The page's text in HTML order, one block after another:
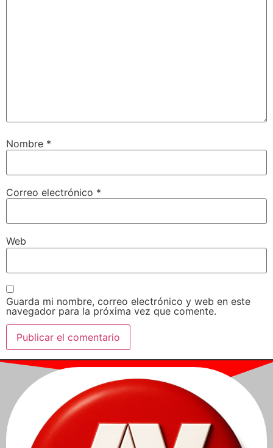
Nombre *
Correo electrónico *
Web
Guarda mi nombre, correo electrónico y web en este
navegador para la próxima vez que comente.